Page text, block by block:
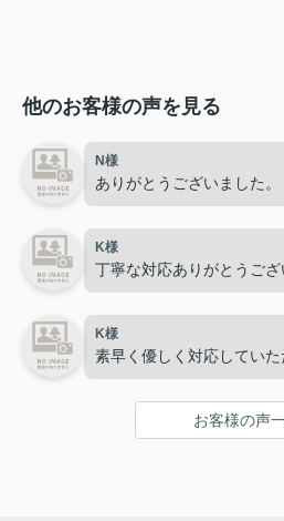
他のお客様の声を見る
N様
ありがとうございました。
K様
丁寧な対応ありがとうござ
K様
素早く優しく対応していた
お客様の声